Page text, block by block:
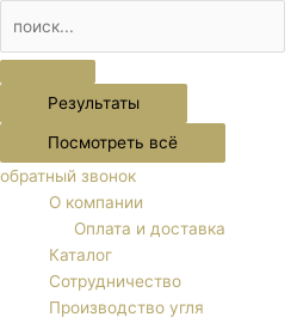
Результаты
Посмотреть всё
обратный звонок
О компании
Оплата и доставка
Каталог
Сотрудничество
Производство угля